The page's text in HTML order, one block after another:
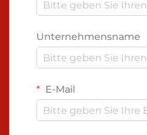
Unternehmensname
E-Mail